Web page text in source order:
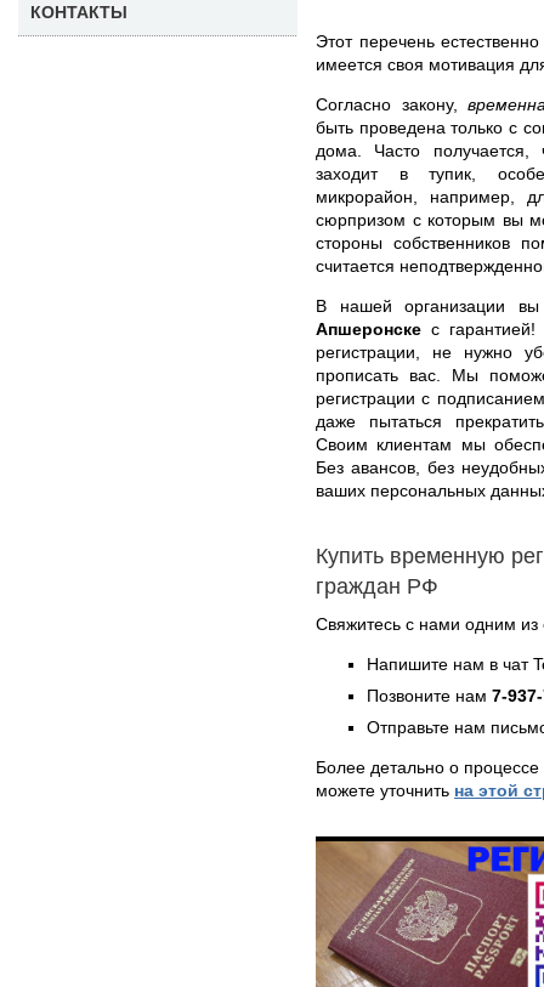
Этот перечень
имеется своя мотивация
Согласно закону,
быть проведена только с
дома. Часто получается,
заходит в тупик,
микрорайон, например,
сюрпризом с которым вы
стороны собственников
считается
В нашей организации
Апшеронске с
регистрации, не нужно
прописать вас. Мы
регистрации с
даже пытаться
Своим клиентам мы
Без авансов, без
ваших персональных
Купить временную
граждан РФ
Свяжитесь с нами одним
Напишите нам в чат
Позвоните нам 7-
Отправьте нам
Более детально о
можете уточнить на этой
КОНТАКТЫ